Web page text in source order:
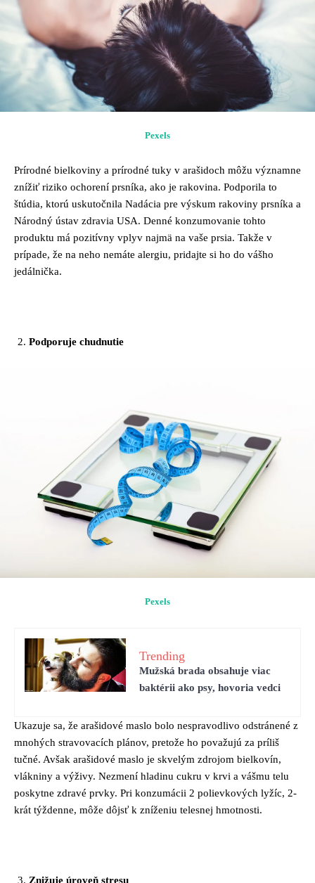
Pexels
Prírodné bielkoviny a prírodné tuky v arašidoch môžu významne
znížiť riziko ochorení prsníka, ako je rakovina. Podporila to
štúdia, ktorú uskutočnila Nadácia pre výskum rakoviny prsníka a
Národný ústav zdravia USA. Denné konzumovanie tohto
produktu má pozitívny vplyv najmä na vaše prsia. Takže v
prípade, že na neho nemáte alergiu, pridajte si ho do vášho
jedálnička.
Podporuje chudnutie
Pexels
Trending
Mužská brada obsahuje viac
baktérii ako psy, hovoria vedci
Ukazuje sa, že arašidové maslo bolo nespravodlivo odstránené z
mnohých stravovacích plánov, pretože ho považujú za príliš
tučné. Avšak arašidové maslo je skvelým zdrojom bielkovín,
vlákniny a výživy. Nezmení hladinu cukru v krvi a vášmu telu
poskytne zdravé prvky. Pri konzumácii 2 polievkových lyžíc, 2-
krát týždenne, môže dôjsť k zníženiu telesnej hmotnosti.
Znižuje úroveň stresu